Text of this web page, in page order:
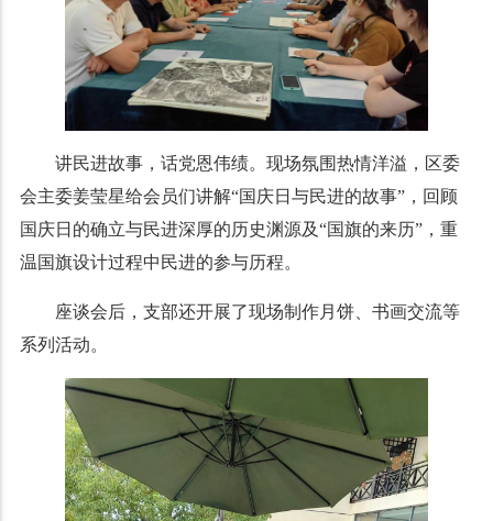
讲民进故事，话党恩伟绩。现场氛围热情洋溢， 区委
会主委姜莹星给会员们讲解“国庆日与民进的故事”，回顾
国庆日的确立与民进深厚的历史渊源及“国旗的来历”，重
温国旗设计过程中民进的参与历程。
座谈会后，支部还开展了现场制作月饼、书画交流等
系列活动。